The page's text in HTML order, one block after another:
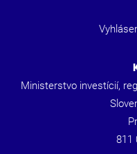
Ministerstvo investícií,
811